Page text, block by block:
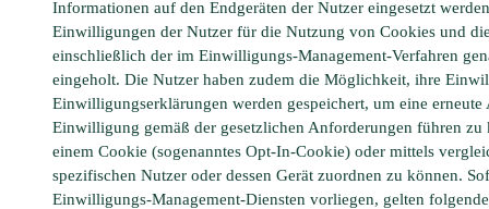
Informationen auf den Endgeräten der Nutzer eingesetzt
Einwilligungen der Nutzer für die Nutzung von Cookies und
einschließlich der im Einwilligungs-Management-Verfahren
eingeholt. Die Nutzer haben zudem die Möglichkeit, ihre
Einwilligungserklärungen werden gespeichert, um eine
Einwilligung gemäß der gesetzlichen Anforderungen führen
einem Cookie (sogenanntes Opt-In-Cookie) oder mittels
spezifischen Nutzer oder dessen Gerät zuordnen zu können.
Einwilligungs-Management-Diensten vorliegen, gelten